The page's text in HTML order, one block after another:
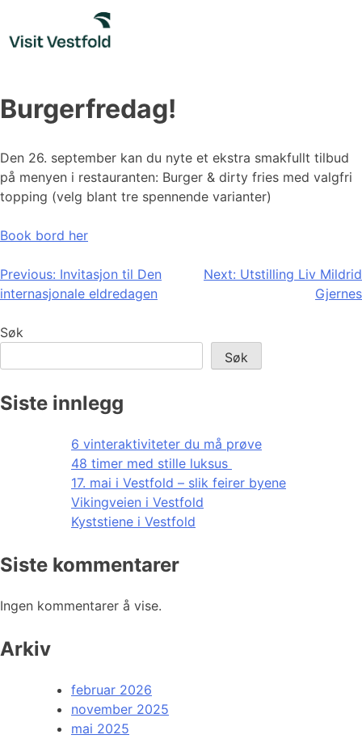
content
Burgerfredag!
Den 26. september kan du nyte et ekstra smakfullt tilbud
på menyen i restauranten: Burger & dirty fries med valgfri
topping (velg blant tre spennende varianter)
Book bord her
Innleggsnavigasjon
Previous: Invitasjon til Den
internasjonale eldredagen
Next: Utstilling Liv Mildrid
Gjernes
Søk
Søk
Siste innlegg
6 vinteraktiviteter du må prøve
48 timer med stille luksus
17. mai i Vestfold – slik feirer byene
Vikingveien i Vestfold
Kyststiene i Vestfold
Siste kommentarer
Ingen kommentarer å vise.
Arkiv
februar 2026
november 2025
mai 2025